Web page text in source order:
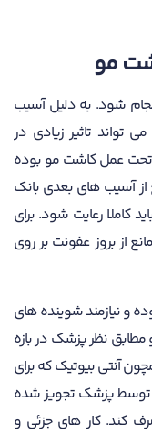
مو
شود. به دلیل آسیب
تواند تاثیر زیادی در
تحت عمل کاشت مو بوده
از آسیب های بعدی بانک
کاملا رعایت شود. برای
از بروز عفونت بر روی
و نیازمند شوینده های
نظر پزشک در بازه
آنتی بیوتیک که برای
توسط پزشک تجویز شده
کند. کار های جزئی و